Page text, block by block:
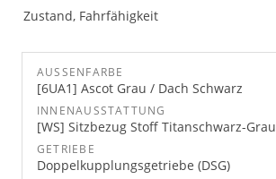
Zustand, Fahrfähigkeit
AUSSENFARBE
[6UA1] Ascot Grau / Dach Schwarz
INNENAUSSTATTUNG
[WS] Sitzbezug Stoff Titanschwarz-Grau
GETRIEBE
Doppelkupplungsgetriebe (DSG)